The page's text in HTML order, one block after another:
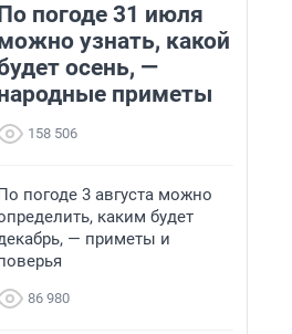
погоде 31 июля
узнать, какой
осень, —
приметы
158 506
погоде 3 августа можно
каким будет
— приметы и
86 980